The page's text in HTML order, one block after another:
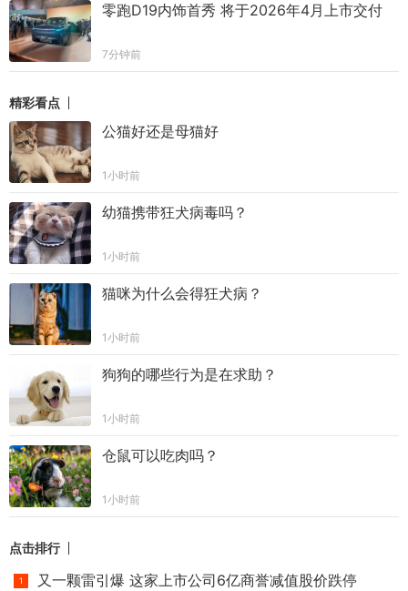
零跑D19内饰首秀 将于2026年4月上市交付
7分钟前
精彩看点
公猫好还是母猫好
1小时前
幼猫携带狂犬病毒吗？
1小时前
猫咪为什么会得狂犬病？
1小时前
狗狗的哪些行为是在求助？
1小时前
仓鼠可以吃肉吗？
1小时前
点击排行
又一颗雷引爆 这家上市公司6亿商誉减值股价跌停